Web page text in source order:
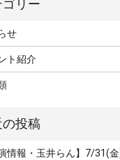
せ
ト紹介
演情報・玉井らん】7/31(